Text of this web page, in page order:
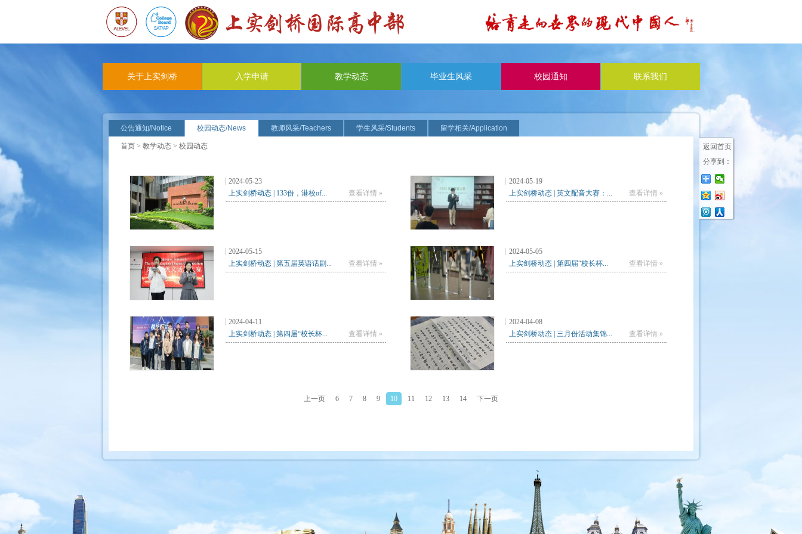
关于上实剑桥 入学申请 教学动态 毕业生风采 校园通知 联系我们
公告通知/Notice 校园动态/News 教师风采/Teachers 学生风采/Students 留学相关/Application
首页 > 教学动态 > 校园动态
2024-05-23
查看详情 »
上实剑桥动态 | 133份，港校of...
2024-05-19
查看详情 »
上实剑桥动态 | 英文配音大赛：...
2024-05-15
查看详情 »
上实剑桥动态 | 第五届英语话剧...
2024-05-05
查看详情 »
上实剑桥动态 | 第四届“校长杯...
2024-04-11
查看详情 »
上实剑桥动态 | 第四届“校长杯...
2024-04-08
查看详情 »
上实剑桥动态 | 三月份活动集锦...
上一页 6 7 8 9 10 11 12 13 14 下一页
返回首页
分享到：